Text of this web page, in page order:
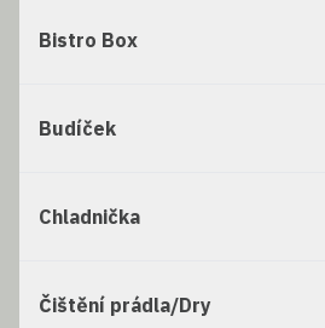
Bistro Box
Budíček
Chladnička
Čištění prádla/Dry